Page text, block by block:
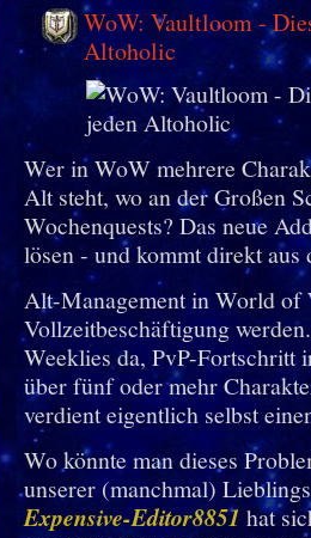
WoW: Vaultloom -
Altoholic
Wer in WoW mehrere
Alt steht, wo an der Großen
Wochenquests? Das neue
lösen - und kommt direkt aus
Alt-Management in World of
Vollzeitbeschäftigung
Weeklies da, PvP-Fortschritt
über fünf oder mehr
verdient eigentlich selbst
Wo könnte man dieses
unserer (manchmal)
Expensive-Editor8851 hat